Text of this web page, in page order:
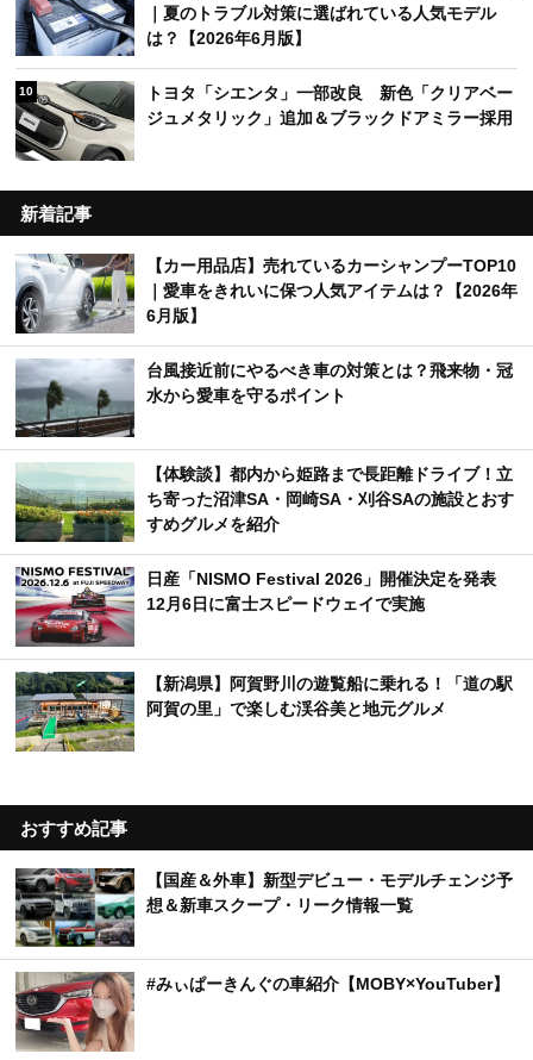
｜夏のトラブル対策に選ばれている人気モデル
は？【2026年6月版】
10
トヨタ「シエンタ」一部改良 新色「クリアベー
ジュメタリック」追加＆ブラックドアミラー採用
新着記事
【カー用品店】売れているカーシャンプーTOP10
｜愛車をきれいに保つ人気アイテムは？【2026年
6月版】
台風接近前にやるべき車の対策とは？飛来物・冠
水から愛車を守るポイント
【体験談】都内から姫路まで長距離ドライブ！立
ち寄った沼津SA・岡崎SA・刈谷SAの施設とおす
すめグルメを紹介
日産「NISMO Festival 2026」開催決定を発表
12月6日に富士スピードウェイで実施
【新潟県】阿賀野川の遊覧船に乗れる！「道の駅
阿賀の里」で楽しむ渓谷美と地元グルメ
おすすめ記事
【国産＆外車】新型デビュー・モデルチェンジ予
想＆新車スクープ・リーク情報一覧
#みぃぱーきんぐの車紹介【MOBY×YouTuber】